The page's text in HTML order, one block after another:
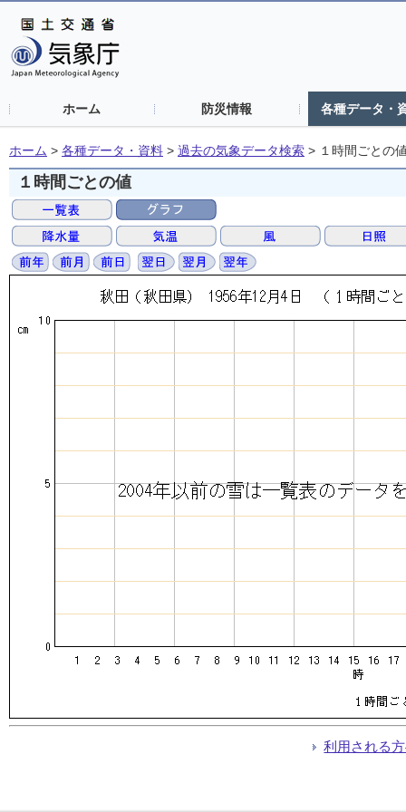
ホーム 防災情報 各種データ・
ホーム > 各種データ・資料 > 過去の気象データ検索 > １時間ごとの
１時間ごとの値
利用される